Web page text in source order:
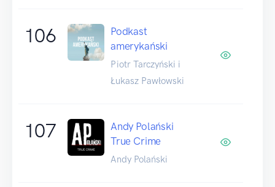
106
Podkast
amerykański
Piotr Tarczyński i
Łukasz Pawłowski
107
Andy Polański
True Crime
Andy Polański